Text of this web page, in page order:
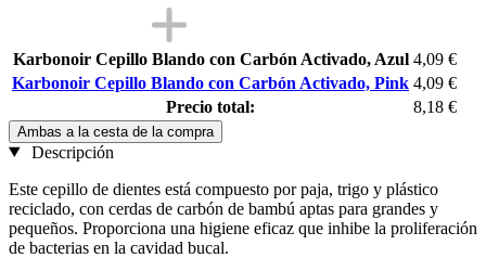
Karbonoir Cepillo Blando con Carbón Activado, Azul 4,09 €
Karbonoir Cepillo Blando con Carbón Activado, Pink 4,09 €
Precio total:
8,18 €
Ambas a la cesta de la compra
Descripción
Este cepillo de dientes está compuesto por paja, trigo y plástico
reciclado, con cerdas de carbón de bambú aptas para grandes y
pequeños. Proporciona una higiene eficaz que inhibe la proliferación
de bacterias en la cavidad bucal.